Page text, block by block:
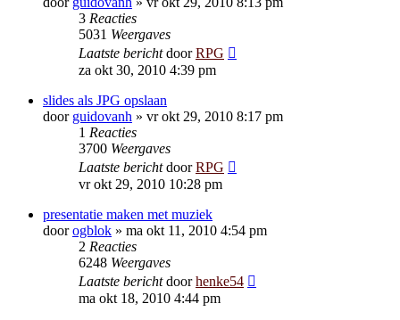
3 Reacties
5031 Weergaves
Laatste berichtdoorRPG
za okt 30, 2010 4:39 pm
slides als JPG opslaan
door guidovanh » vr okt 29, 2010 8:17 pm
1 Reacties
3700 Weergaves
Laatste berichtdoorRPG
vr okt 29, 2010 10:28 pm
presentatie maken met muziek
doorogblok » ma okt 11, 2010 4:54 pm
2 Reacties
6248 Weergaves
Laatste berichtdoorhenke54
ma okt 18, 2010 4:44 pm